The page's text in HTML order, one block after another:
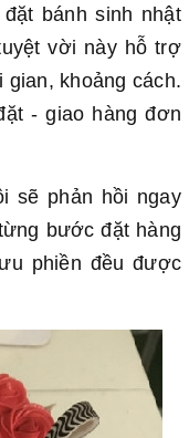
bánh sinh nhật
vời này hỗ trợ
gian, khoảng cách.
- giao hàng đơn
sẽ phản hồi ngay
bước đặt hàng
phiền đều được